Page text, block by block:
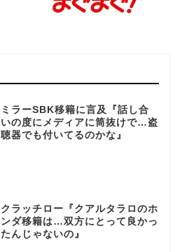
ミラーSBK移籍に言及『話し合
いの度にメディアに筒抜けで…盗
聴器でも付いてるのかな』
クラッチロー『クアルタラロのホ
ンダ移籍は…双方にとって良かっ
たんじゃないの』